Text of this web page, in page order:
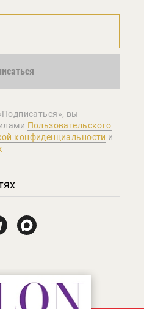
вы
Пользовательского
конфиденциальности и